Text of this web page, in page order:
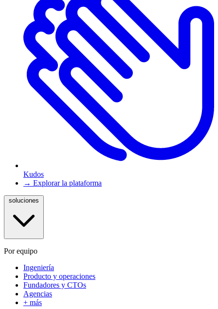
Kudos
→ Explorar la plataforma
Por equipo
Ingeniería
Producto y operaciones
Fundadores y CTOs
Agencias
+ más